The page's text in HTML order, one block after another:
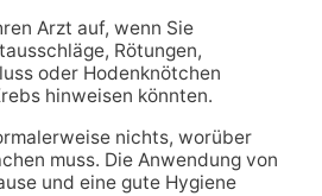
Arzt auf, wenn Sie
Rötungen,
oder Hodenknötchen
hinweisen könnten.
nichts, worüber
muss. Die Anwendung von
und eine gute Hygiene